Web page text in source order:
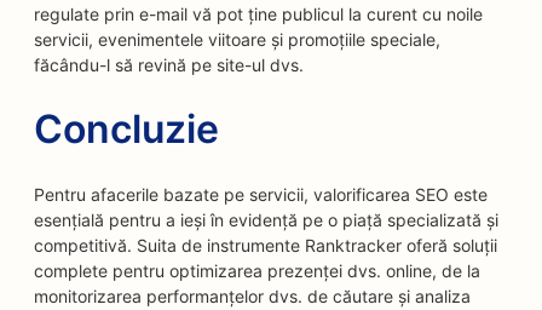
regulate prin e-mail vă pot ține publicul la curent cu noile
servicii, evenimentele viitoare și promoțiile speciale,
făcându-l să revină pe site-ul dvs.
Concluzie
Pentru afacerile bazate pe servicii, valorificarea SEO este
esențială pentru a ieși în evidență pe o piață specializată și
competitivă. Suita de instrumente Ranktracker oferă soluții
complete pentru optimizarea prezenței dvs. online, de la
monitorizarea performanțelor dvs. de căutare și analiza